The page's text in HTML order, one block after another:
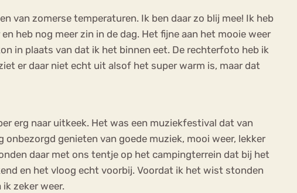
van zomerse temperaturen. Ik ben daar zo blij mee! Ik heb
heb nog meer zin in de dag. Het fijne aan het mooie weer
in plaats van dat ik het binnen eet. De rechterfoto heb ik
er daar niet echt uit alsof het super warm is, maar dat
erg naar uitkeek. Het was een muziekfestival dat van
genieten van goede muziek, mooi weer, lekker
daar met ons tentje op het campingterrein dat bij het
en het vloog echt voorbij. Voordat ik het wist stonden
zeker weer.